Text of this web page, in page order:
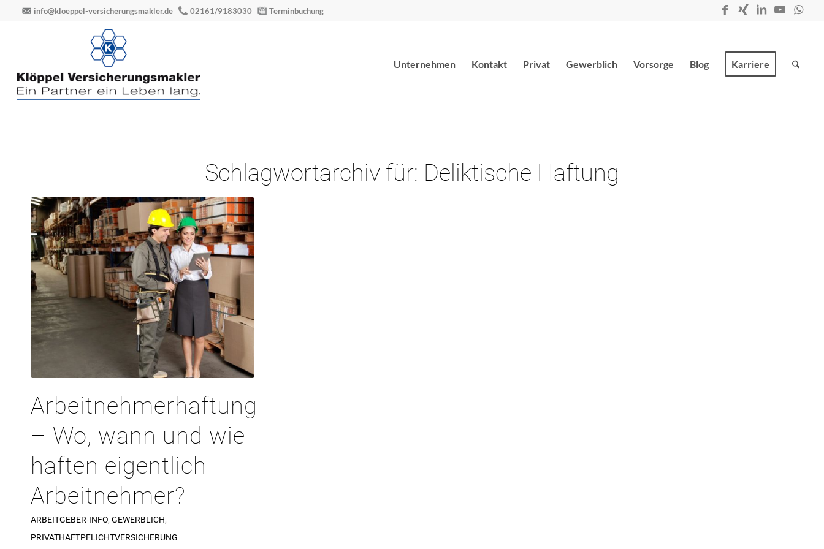
info@kloeppel-versicherungsmakler.de 02161/9183030 Terminbuchung
Unternehmen Kontakt Privat Gewerblich Vorsorge Blog Karriere
Schlagwortarchiv für: Deliktische Haftung
Arbeitnehmerhaftung
– Wo, wann und wie
haften eigentlich
Arbeitnehmer?
ARBEITGEBER-INFO, GEWERBLICH,
PRIVATHAFTPFLICHTVERSICHERUNG